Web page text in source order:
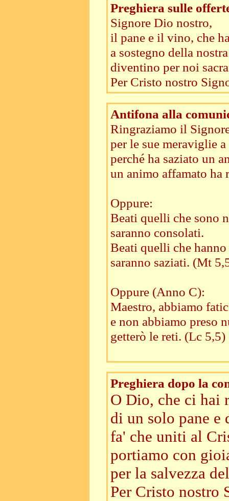
Preghiera sulle
Signore Dio nostro,
il pane e il vino, che
a sostegno della
diventino per noi
Per Cristo nostro
Antifona alla
Ringraziamo il
per le sue meraviglie
perché ha saziato un
un animo affamato ha
Oppure:
Beati quelli che sono
saranno consolati.
Beati quelli che
saranno saziati. (Mt
Oppure (Anno C):
Maestro, abbiamo
e non abbiamo preso
getterò le reti. (Lc 5,5)
Preghiera dopo la
O Dio, che ci hai
di un solo pane e
fa' che uniti al
portiamo con
per la salvezza
Per Cristo nostro